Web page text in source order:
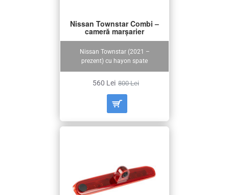
Nissan Townstar (2021 –
prezent) cu hayon spate
Nissan Townstar Combi –
cameră marșarier
560 Lei 800 Lei